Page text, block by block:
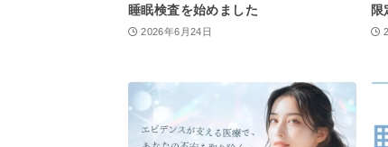
睡眠検査を始めました
2026年6月24日
限